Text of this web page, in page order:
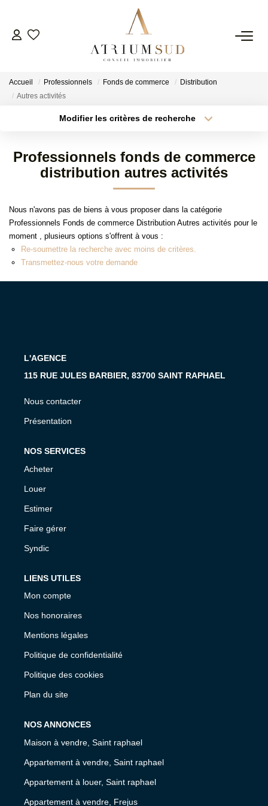
TRANSACTION
SYNDIC
ESTIMATION
AGENCE
Accueil Professionnels Fonds de commerce
Distribution
Autres activités
Modifier les critères de recherche
Sélectionnez...
Type de bien
Surface min
Créer une alerte
Professionnels fonds de commerce
distribution autres activités
Nous n'avons pas de biens à vous proposer dans la catégorie
Professionnels Fonds de commerce Distribution Autres activités pour le
moment , plusieurs options s'offrent à vous :
Re-soumettre la recherche avec moins de critères.
Transmettez-nous votre demande
L'AGENCE
115 RUE JULES BARBIER, 83700 SAINT RAPHAEL
Nous contacter
Présentation
NOS SERVICES
Acheter
Louer
Estimer
Faire gérer
Syndic
LIENS UTILES
Mon compte
Nos honoraires
Mentions légales
Politique de confidentialité
Politique des cookies
Plan du site
NOS ANNONCES
Maison à vendre, Saint raphael
Appartement à vendre, Saint raphael
Appartement à louer, Saint raphael
Appartement à vendre, Frejus